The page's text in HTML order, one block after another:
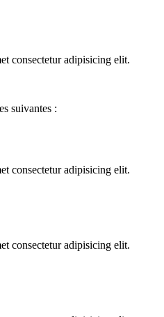
consectetur adipisicing elit.
suivantes :
consectetur adipisicing elit.
consectetur adipisicing elit.